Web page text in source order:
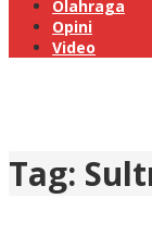
Olahraga
Opini
Video
Tag: